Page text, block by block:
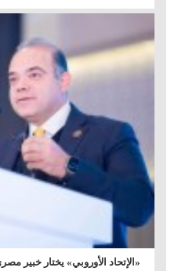
«الإتحاد الأوروبي» يختار خبير